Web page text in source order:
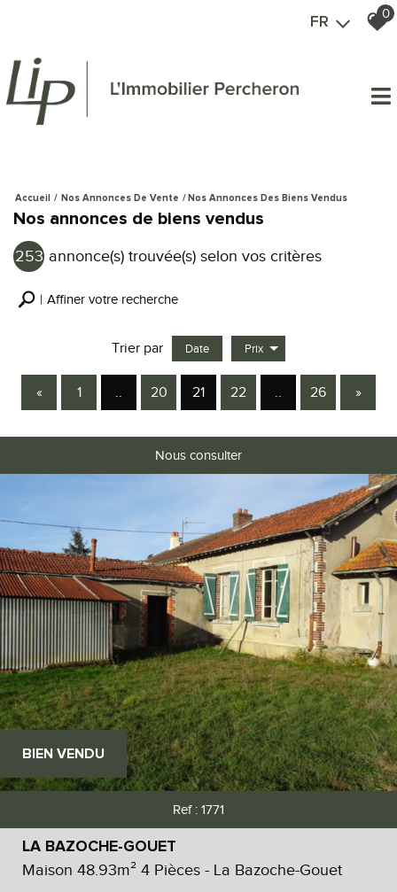
FR
0
Accueil Nos Annonces De Vente Nos Annonces Des Biens Vendus
Nos annonces de biens vendus
253 annonce(s) trouvée(s) selon vos critères
Affiner votre recherche
5KM 10KM 25KM
Critères supplémentaires
Piscine Parking
RECHERCHER
+ de critères
Trier par Date Prix
« 1 20 21 22 26 »
BIEN VENDU
Nous consulter
Ref : 1771
LA BAZOCHE-GOUET
Maison 48.93m² 4 Pièces - La Bazoche-Gouet